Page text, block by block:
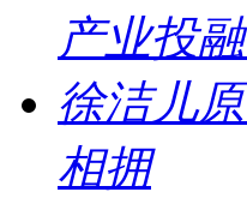
产业投
徐洁儿
相拥